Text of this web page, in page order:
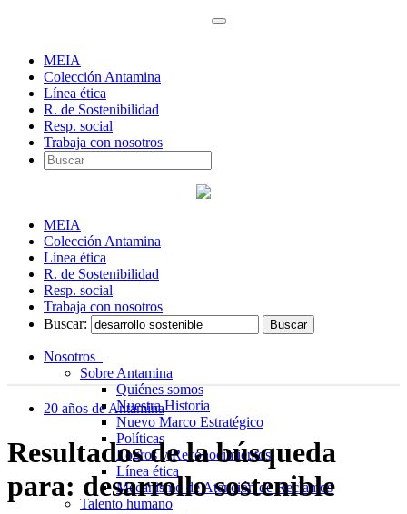
MEIA
Colección Antamina
Línea ética
R. de Sostenibilidad
Resp. social
Trabaja con nosotros
MEIA
Colección Antamina
Línea ética
R. de Sostenibilidad
Resp. social
Trabaja con nosotros
Buscar:
Nosotros
Sobre Antamina
Quiénes somos
Nuestra Historia
Nuevo Marco Estratégico
Políticas
Logros y Reconocimientos
Línea ética
Mecanismo de Atención de Reclamos
Talento humano
20 años de Antamina
Resultados de la búsqueda
para: desarrollo sostenible